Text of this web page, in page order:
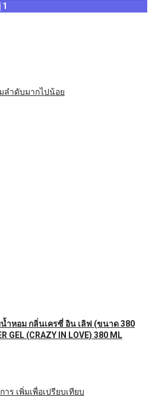
1
ลำดับมากไปน้อย
น้ำหอม กลิ่นเครซี่ อิน เลิฟ (ขนาด 380
GEL (CRAZY IN LOVE) 380 ML
าร เพิ่มเพื่อเปรียบเทียบ